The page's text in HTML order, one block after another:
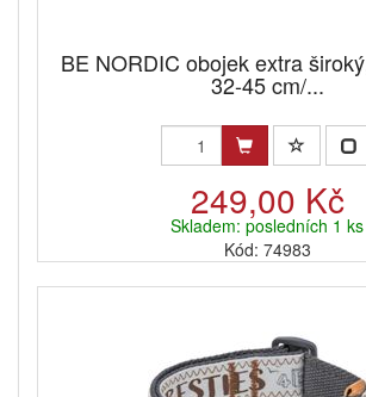
BE NORDIC obojek extra
32-45 cm/...
249,00 Kč
Skladem: posledních 1 ks
Kód: 74983